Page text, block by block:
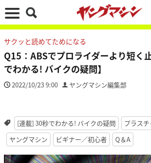
サクッと読めてためになる
Q15：ABSでプロライダーより短く
でわかる! バイクの疑問】
2022/10/23 9:00 ヤングマシン編集部
[連載] 30秒でわかる! バイクの疑問
プラス
ヤングマシン
ビギナー／初心者 Q＆A